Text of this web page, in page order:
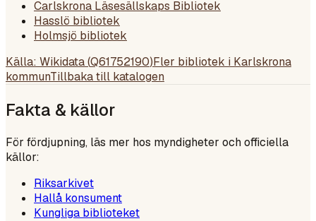
Carlskrona Läsesällskaps Bibliotek
Hasslö bibliotek
Holmsjö bibliotek
Källa: Wikidata (Q61752190)Fler bibliotek i Karlskrona
kommunTillbaka till katalogen
Fakta & källor
För fördjupning, läs mer hos myndigheter och officiella
källor:
Riksarkivet
Hallå konsument
Kungliga biblioteket